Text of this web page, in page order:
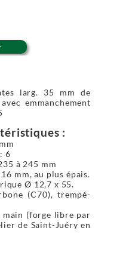
larg. 35 mm de
emmanchement
:
6
à 245 mm
mm, au plus épais.
Ø 12,7 x 55.
(C70), trempé-
main (forge libre par
de Saint-Juéry en